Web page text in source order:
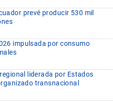
prevé producir 530 mil
impulsada por consumo
liderada por Estados
transnacional